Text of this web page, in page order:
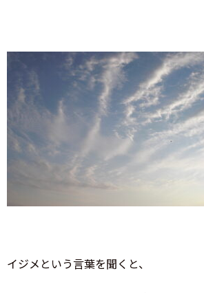
イジメという言葉を聞くと、